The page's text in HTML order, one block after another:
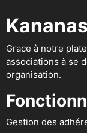
Kananas
Grace à notre
associations à se
organisation.
Gestion des